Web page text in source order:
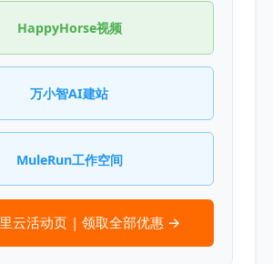
HappyHorse视频
万小智AI建站
MuleRun工作空间
云活动页 | 领取全部优惠 →